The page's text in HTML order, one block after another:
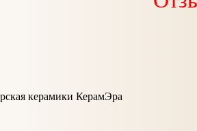
керамики КерамЭра